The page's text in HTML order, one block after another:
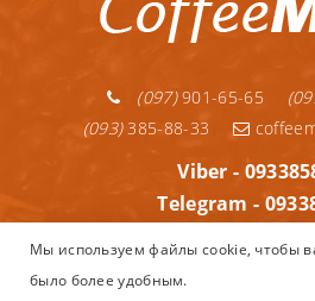
(097)901-65-65
(093)385-88-33
Viber -
Telegram -
WhatsApp -
Мы используем файлы cookie, чтобы
было более удобным.